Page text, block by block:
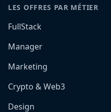
LES OFFRES PAR MÉTIER
FullStack
Manager
Marketing
Crypto & Web3
Design